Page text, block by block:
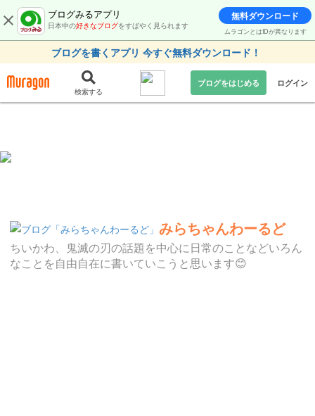
ブログみるアプリ
日本中の好きなブログをすばやく見られます
無料ダウンロード
ムラゴンとはIDが異なります
ブログを書くアプリ 今すぐ無料ダウンロード！
検索する
ブログをはじめる ログイン
みらちゃんわーるど
ちいかわ、鬼滅の刃の話題を中心に日常のことなどいろん
なことを自由自在に書いていこうと思います😊